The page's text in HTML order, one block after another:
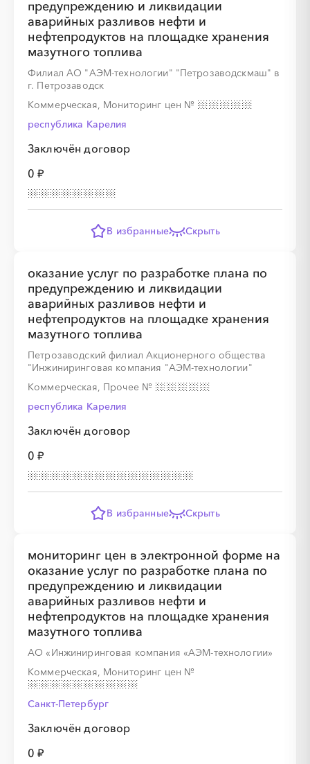
предупреждению и ликвидации
аварийных разливов нефти и
нефтепродуктов на площадке хранения
мазутного топлива
Филиал АО "АЭМ-технологии" "Петрозаводскмаш" в
г. Петрозаводск
Коммерческая, Мониторинг цен №
республика Карелия
Заключён договор
0 ₽
В избранные Скрыть
оказание услуг по разработке плана по
предупреждению и ликвидации
аварийных разливов нефти и
нефтепродуктов на площадке хранения
мазутного топлива
Петрозаводский филиал Акционерного общества
"Инжиниринговая компания "АЭМ-технологии"
Коммерческая, Прочее №
республика Карелия
Заключён договор
0 ₽
В избранные Скрыть
мониторинг цен в электронной форме на
оказание услуг по разработке плана по
предупреждению и ликвидации
аварийных разливов нефти и
нефтепродуктов на площадке хранения
мазутного топлива
АО «Инжиниринговая компания «АЭМ-технологии»
Коммерческая, Мониторинг цен №
Санкт-Петербург
Заключён договор
0 ₽
░
░
░
░
░
░
░
░
░
░
░
░
░
░
░
░
░
░
░
░░░ ░░
░
░
░
░
░
░
░
░
░
░
░
░
░
░░░ ░░░░ ░
░
░